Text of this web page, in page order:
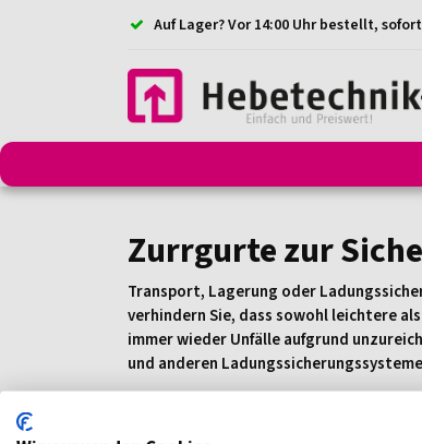
Auf Lager? Vor 14:00 Uhr bestellt,
Zurrgurte zur
Transport, Lagerung oder
verhindern Sie, dass sowohl leichtere
immer wieder Unfälle aufgrund
und anderen
Deshalb sind Zurrgurte